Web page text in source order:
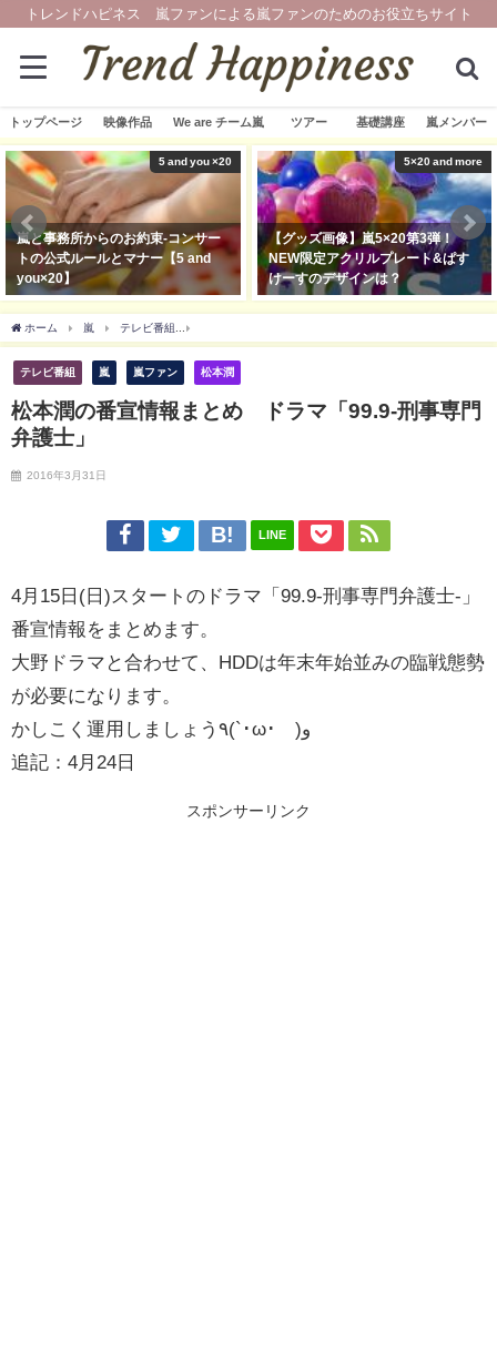
トレンドハピネス 嵐ファンによる嵐ファンのためのお役立ちサイト
トップページ 映像作品 We are チーム嵐 ツアー 基礎講座 嵐メンバー
5×20 and more
【グッズ画像】嵐5×20第3弾！
NEW限定アクリルプレート&ぱす
けーすのデザインは？
SNS
【衝撃】嵐から7つの新情報！11/3
に届いたサプライズに大興奮！
2019年11月3日
ホーム 嵐 テレビ番組
テレビ番組 嵐 嵐ファン 松本潤
松本潤の番宣情報まとめ ドラマ「99.9-刑事専門
弁護士」
2016年3月31日
LINE
4月15日(日)スタートのドラマ「99.9-刑事専門弁護士-」
番宣情報をまとめます。
大野ドラマと合わせて、HDDは年末年始並みの臨戦態勢
が必要になります。
かしこく運用しましょう٩(`･ω･´)و
追記：4月24日
スポンサーリンク